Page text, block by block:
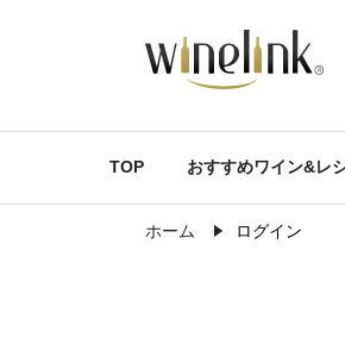
TOP おすすめワイン&レ
ホーム ログイン